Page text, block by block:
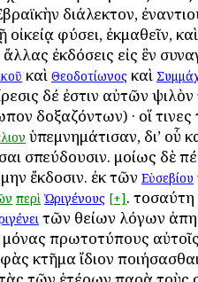
διάλεκτον,
οἰκείᾳ φύσει, ἐκμαθεῖν,
ἐκδόσεις εἰς ἓν
καὶ Θεοδοτίωνος καὶ
δέ ἐστιν αὐτῶν ψιλὸν
δοξαζόντων) · οἵ τινες
ὑπεμνημάτισαν, δι’ οὗ
σπεύδουσιν. ὁμοίως δὲ
ἔκδοσιν. ἐκ τῶν Εὐσεβίου
περὶ Ὠριγένους [+]. τοσαύτη
τῶν θείων λόγων
μόνας πρωτοτύπους
κτῆμα ἴδιον